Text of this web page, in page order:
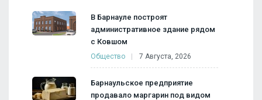
В Барнауле построят
административное здание рядом
с Ковшом
Общество 7 Августа, 2026
Барнаульское предприятие
продавало маргарин под видом